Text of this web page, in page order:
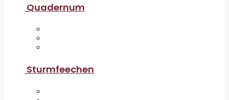
Quadernum
Sturmfeechen